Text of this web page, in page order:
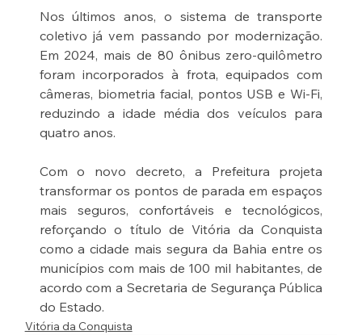
Nos últimos anos, o sistema de transporte
coletivo já vem passando por modernização.
Em 2024, mais de 80 ônibus zero-quilômetro
foram incorporados à frota, equipados com
câmeras, biometria facial, pontos USB e Wi-Fi,
reduzindo a idade média dos veículos para
quatro anos.
Com o novo decreto, a Prefeitura projeta
transformar os pontos de parada em espaços
mais seguros, confortáveis e tecnológicos,
reforçando o título de Vitória da Conquista
como a cidade mais segura da Bahia entre os
municípios com mais de 100 mil habitantes, de
acordo com a Secretaria de Segurança Pública
do Estado.
Vitória da Conquista